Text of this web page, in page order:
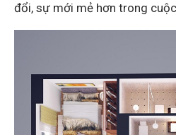
đổi, sự mới mẻ hơn trong